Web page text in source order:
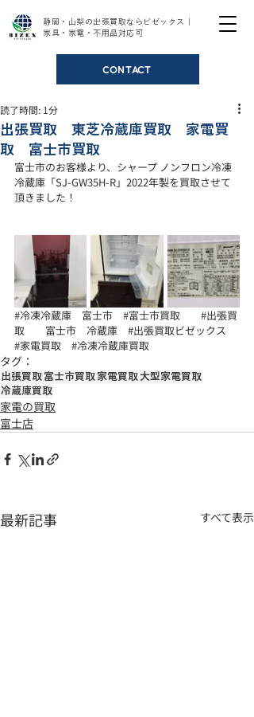
静岡・山梨の出張買取ならビゼックス｜
家具・家電・不用品対応可
CONTACT
出張買取 東芝冷蔵庫買取 家電買
取 富士市買取
読了時間: 1分
富士市のお客様より、シャープ ノンフロン冷凍
冷蔵庫「SJ-GW35H-R」2022年製を買取させて
頂きました！
#冷凍冷蔵庫 富士市 #富士市買取
#出張買
取 富士市　冷蔵庫 #出張買取ビゼックス
#家電買取
#冷凍冷蔵庫買取
タグ：
出張買取 富士市買取 家電買取大型家電買取
冷蔵庫買取
家電の買取
富士店
最新記事 すべて表示